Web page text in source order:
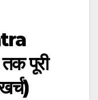
पूरी